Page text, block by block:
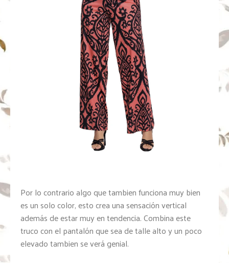
Por lo contrario algo que tambien funciona muy bien
es un solo color, esto crea una sensación vertical
además de estar muy en tendencia. Combina este
truco con el pantalón que sea de talle alto y un poco
elevado tambien se verá genial.